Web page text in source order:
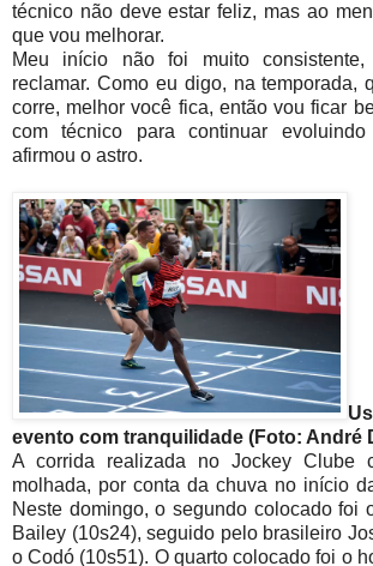
técnico não deve estar feliz, mas ao
que vou melhorar.
Meu início não foi muito
reclamar. Como eu digo, na temporada,
corre, melhor você fica, então vou ficar
com técnico para continuar
afirmou o astro.
evento com tranquilidade (Foto: André
A corrida realizada no Jockey Clube
molhada, por conta da chuva no início
Neste domingo, o segundo colocado foi
Bailey (10s24), seguido pelo brasileiro
o Codó (10s51). O quarto colocado foi o